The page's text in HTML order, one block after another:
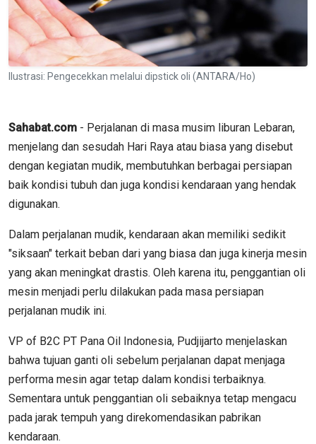
Ilustrasi: Pengecekkan melalui dipstick oli (ANTARA/Ho)
Sahabat.com - Perjalanan di masa musim liburan Lebaran,
menjelang dan sesudah Hari Raya atau biasa yang disebut
dengan kegiatan mudik, membutuhkan berbagai persiapan
baik kondisi tubuh dan juga kondisi kendaraan yang hendak
digunakan.
Dalam perjalanan mudik, kendaraan akan memiliki sedikit
"siksaan" terkait beban dari yang biasa dan juga kinerja mesin
yang akan meningkat drastis. Oleh karena itu, penggantian oli
mesin menjadi perlu dilakukan pada masa persiapan
perjalanan mudik ini.
VP of B2C PT Pana Oil Indonesia, Pudjijarto menjelaskan
bahwa tujuan ganti oli sebelum perjalanan dapat menjaga
performa mesin agar tetap dalam kondisi terbaiknya.
Sementara untuk penggantian oli sebaiknya tetap mengacu
pada jarak tempuh yang direkomendasikan pabrikan
kendaraan.